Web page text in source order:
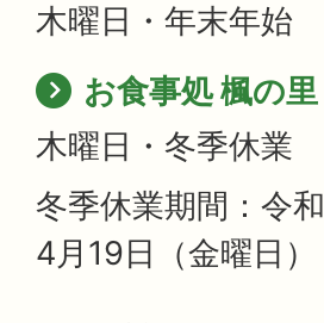
木曜日・年末年始
お食事処 楓の里
木曜日・冬季休業
冬季休業期間：令
4月19日（金曜日）